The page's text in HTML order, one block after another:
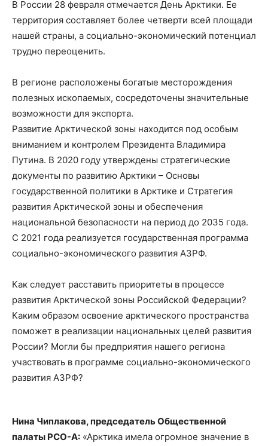
В России 28 февраля отмечается День Арктики. Ее
территория составляет более четверти всей площади
нашей страны, а социально-экономический потенциал
трудно переоценить.
В регионе расположены богатые месторождения
полезных ископаемых, сосредоточены значительные
возможности для экспорта.
Развитие Арктической зоны находится под особым
вниманием и контролем Президента Владимира
Путина. В 2020 году утверждены стратегические
документы по развитию Арктики – Основы
государственной политики в Арктике и Стратегия
развития Арктической зоны и обеспечения
национальной безопасности на период до 2035 года.
С 2021 года реализуется государственная программа
социально-экономического развития АЗРФ.
Как следует расставить приоритеты в процессе
развития Арктической зоны Российской Федерации?
Каким образом освоение арктического пространства
поможет в реализации национальных целей развития
России? Могли бы предприятия нашего региона
участвовать в программе социально-экономического
развития АЗРФ?
Нина Чиплакова, председатель Общественной
палаты РСО-А: «Арктика имела огромное значение в